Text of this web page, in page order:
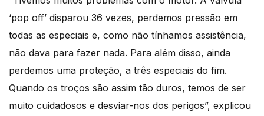
‘pop off’ disparou 36 vezes, perdemos pressão em
todas as especiais e, como não tínhamos assistência,
não dava para fazer nada. Para além disso, ainda
perdemos uma proteção, a três especiais do fim.
Quando os troços são assim tão duros, temos de ser
muito cuidadosos e desviar-nos dos perigos”, explicou